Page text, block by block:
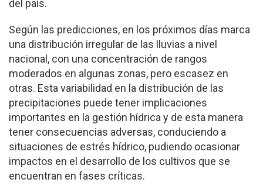
del país.
Según las predicciones, en los próximos días marca
una distribución irregular de las lluvias a nivel
nacional, con una concentración de rangos
moderados en algunas zonas, pero escasez en
otras. Esta variabilidad en la distribución de las
precipitaciones puede tener implicaciones
importantes en la gestión hídrica y de esta manera
tener consecuencias adversas, conduciendo a
situaciones de estrés hídrico, pudiendo ocasionar
impactos en el desarrollo de los cultivos que se
encuentran en fases críticas.